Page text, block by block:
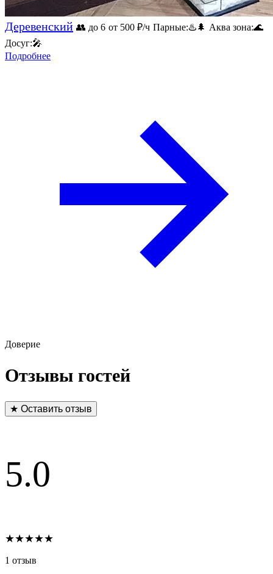
Деревенский 👥 до 6 от 500 ₽/ч Парные:♨️🌲 Аква зона:🌊
Досуг:🎤
Подробнее
Доверие
Отзывы гостей
★ Оставить отзыв
5.0
★★★★★
1 отзыв